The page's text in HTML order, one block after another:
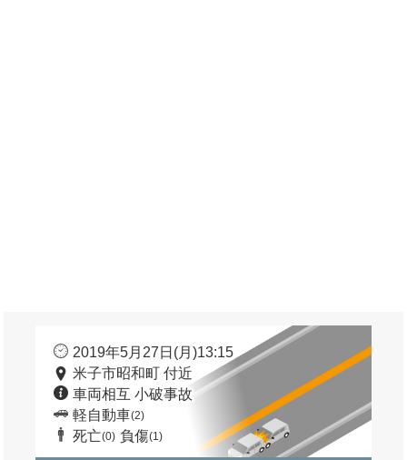
2019年5月27日(月)13:15
米子市昭和町 付近
車両相互 小破事故
軽自動車(2)
死亡(0) 負傷(1)